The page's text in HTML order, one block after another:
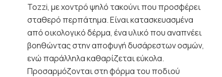
Tozzi, με χοντρό ψηλό τακούνι που προσφέρει
σταθερό περπάτημα. Είναι κατασκευασμένα
από οικολογικό δέρμα, ένα υλικό που αναπνέει
βοηθώντας στην αποφυγή δυσάρεστων οσμών,
ενώ παράλληλα καθαρίζεται εύκολα.
Προσαρμόζονται στη φόρμα του ποδιού